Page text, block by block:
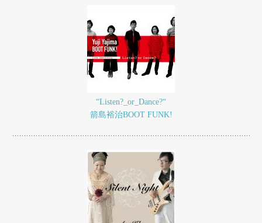
“Listen?_or_Dance?“
箭島裕治BOOT FUNK!